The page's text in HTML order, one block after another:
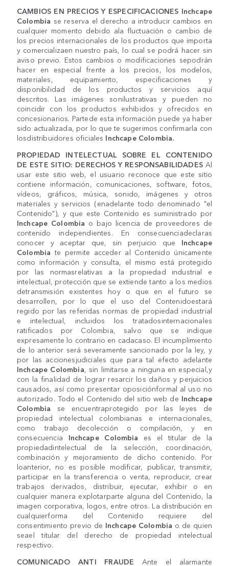
CAMBIOS EN PRECIOS Y ESPECIFICACIONES Inchcape
Colombia se reserva el derecho a introducir cambios en
cualquier momento debido ala fluctuación o cambio de
los precios internacionales de los productos que importa
y comercializaen nuestro país, lo cual se podrá hacer sin
aviso previo. Estos cambios o modificaciones sepodrán
hacer en especial frente a los precios, los modelos,
materiales, equipamiento, especificaciones y
disponibilidad de los productos y servicios aquí
descritos. Las imágenes sonilustrativas y pueden no
coincidir con los productos exhibidos y ofrecidos en
concesionarios. Partede esta información puede ya haber
sido actualizada, por lo que te sugerimos confirmarla con
losdistribuidores oficiales Inchcape Colombia.
PROPIEDAD INTELECTUAL SOBRE EL CONTENIDO
DE ESTE SITIO: DERECHOS Y RESPONSABILIDADES Al
usar este sitio web, el usuario reconoce que este sitio
contiene información, comunicaciones, software, fotos,
vídeos, gráficos, música, sonido, imágenes y otros
materiales y servicios (enadelante todo denominado "el
Contenido"), y que este Contenido es suministrado por
Inchcape Colombia o bajo licencia de proveedores de
contenido independientes. En consecuenciadeclaras
conocer y aceptar que, sin perjuicio que Inchcape
Colombia te permite acceder al Contenido únicamente
como información y consulta, el mismo está protegido
por las normasrelativas a la propiedad industrial e
intelectual, protección que se extiende tanto a los medios
detransmisión existentes hoy o que en el futuro se
desarrollen, por lo que el uso del Contenidoestará
regido por las referidas normas de propiedad industrial
e intelectual, incluidos los tratadosinternacionales
ratificados por Colombia, salvo que se indique
expresamente lo contrario en cadacaso. El incumplimiento
de lo anterior será severamente sancionado por la ley, y
por las accionesjudiciales que para tal efecto adelante
Inchcape Colombia, sin limitarse a ninguna en especial,y
con la finalidad de lograr resarcir los daños y perjuicios
causados, así como presentar oposiciónformal al uso no
autorizado. Todo el Contenido del sitio web de Inchcape
Colombia se encuentraprotegido por las leyes de
propiedad intelectual colombianas e internacionales,
como trabajo decolección o compilación, y en
consecuencia Inchcape Colombia es el titular de la
propiedadintelectual de la selección, coordinación,
combinación y mejoramiento de dicho contenido. Por
loanterior, no es posible modificar, publicar, transmitir,
participar en la transferencia o venta, reproducir, crear
trabajos derivados, distribuir, ejecutar, exhibir o en
cualquier manera explotarparte alguna del Contenido, la
imagen corporativa, logos, entre otros. La distribución en
cualquierforma del Contenido requiere del
consentimiento previo de Inchcape Colombia o de quien
seael titular del derecho de propiedad intelectual
respectivo.
COMUNICADO ANTI FRAUDE Ante el alarmante